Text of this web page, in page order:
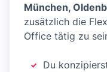
München,
zusätzlich die
Office tätig zu
Du